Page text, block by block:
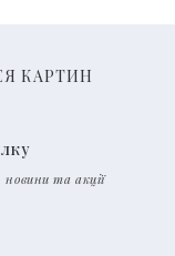
КАРТИН
та акції